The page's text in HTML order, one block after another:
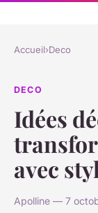
Accueil›Deco
DECO
Idées
avec
Apolline — 7